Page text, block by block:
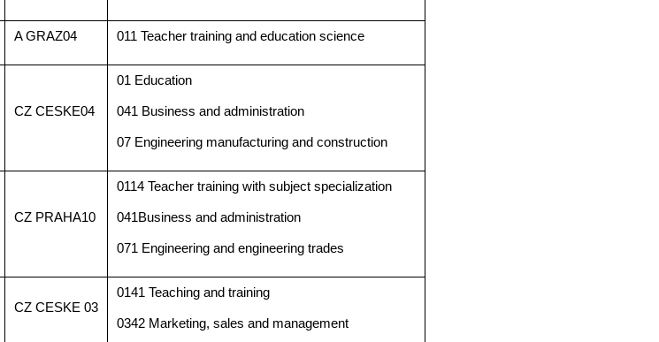
A GRAZ04 011 Teacher training and education science
CZ CESKE04
01 Education
041 Business and administration
07 Engineering manufacturing and construction
CZ PRAHA10
0114 Teacher training with subject specialization
041Business and administration
071 Engineering and engineering trades
CZ CESKE 03
0141 Teaching and training
0342 Marketing, sales and management